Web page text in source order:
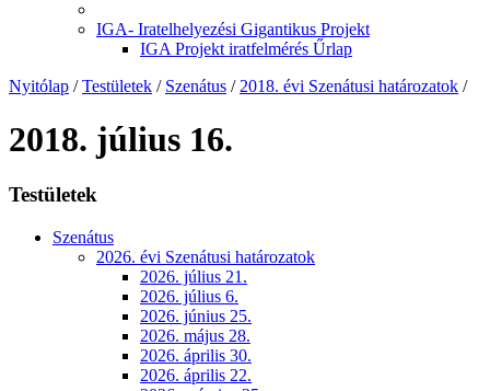
IGA- Iratelhelyezési Gigantikus Projekt
IGA Projekt iratfelmérés Űrlap
Nyitólap / Testületek / Szenátus / 2018. évi Szenátusi határozatok /
2018. július 16.
Testületek
Szenátus
2026. évi Szenátusi határozatok
2026. július 21.
2026. július 6.
2026. június 25.
2026. május 28.
2026. április 30.
2026. április 22.